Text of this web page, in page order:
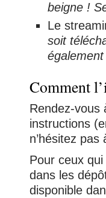
beigne !
Le
soit
Comment
Rendez-vous
instructions
n’hésitez
Pour ceux
dans les
disponible